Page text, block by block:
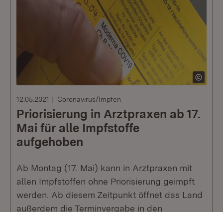
12.05.2021 Coronavirus/Impfen
Priorisierung in Arztpraxen ab 17.
Mai für alle Impfstoffe
aufgehoben
Ab Montag (17. Mai) kann in Arztpraxen mit
allen Impfstoffen ohne Priorisierung geimpft
werden. Ab diesem Zeitpunkt öffnet das Land
außerdem die Terminvergabe in den